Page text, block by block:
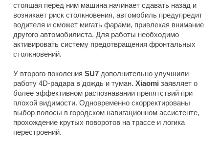
стоящая перед ним машина начинает сдавать назад и
возникает риск столкновения, автомобиль предупредит
водителя и сможет мигать фарами, привлекая внимание
другого автомобилиста. Для работы необходимо
активировать систему предотвращения фронтальных
столкновений.
У второго поколения SU7 дополнительно улучшили
работу 4D-радара в дождь и туман. Xiaomi заявляет о
более эффективном распознавании препятствий при
плохой видимости. Одновременно скорректированы
выбор полосы в городском навигационном ассистенте,
прохождение крутых поворотов на трассе и логика
перестроений.